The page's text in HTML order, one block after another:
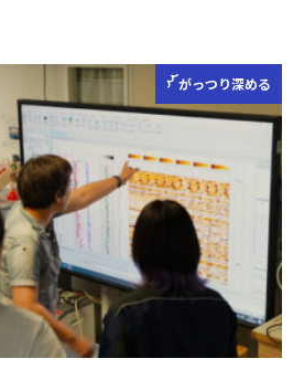
がっつり深める